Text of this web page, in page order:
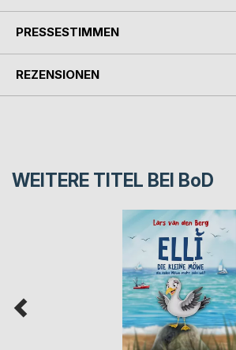
PRESSESTIMMEN
REZENSIONEN
WEITERE TITEL BEI BoD